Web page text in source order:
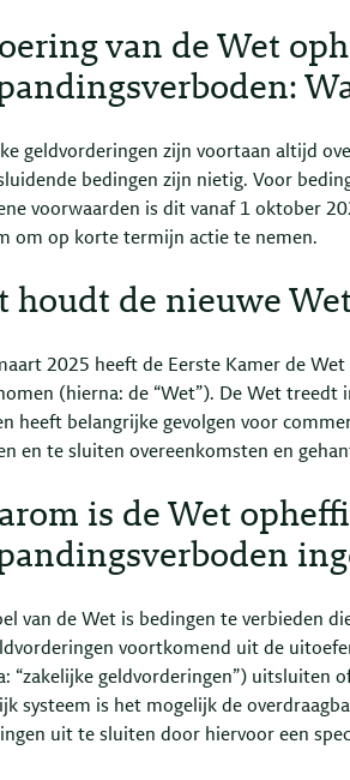
van de Wet
geldvorderingen zijn voortaan altijd
bedingen zijn nietig. Voor
voorwaarden is dit vanaf 1 oktober
om op korte termijn actie te nemen.
houdt de nieuwe
2025 heeft de Eerste Kamer de
(hierna: de “Wet”). De Wet treedt
heeft belangrijke gevolgen voor
en te sluiten overeenkomsten en
is de Wet
van de Wet is bedingen te verbieden
voortkomend uit de
“zakelijke geldvorderingen”) uitsluiten
systeem is het mogelijk de
uit te sluiten door hiervoor een